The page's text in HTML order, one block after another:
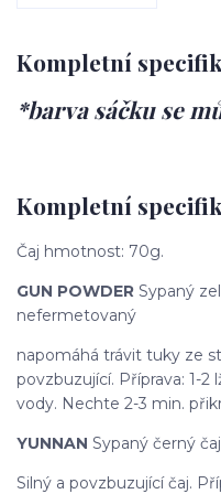
Kompletní
*barva sáčku se
Kompletní
Čaj hmotnost: 70g.
GUN POWDER Sypaný
nefermetovaný
napomáhá trávit tuky ze
povzbuzující. Příprava: 1-2
vody. Nechte 2-3 min.
YUNNAN Sypaný černý čaj
Silný a povzbuzující čaj.